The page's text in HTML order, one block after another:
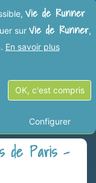
la
Paris"
de Paris -
Vie de Runner
sur Vie de Runner,
En savoir plus
OK, c'est compris
Configurer